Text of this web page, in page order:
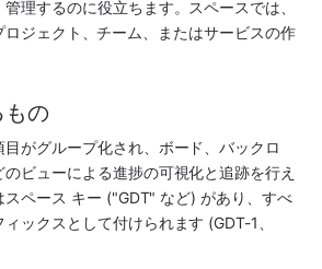
理するのに役立ちます。 スペースでは、
ジェクト、チーム、またはサービスの作
の
目がグループ化され、ボード、バックロ
ビューによる進捗の可視化と追跡を行え
スペース キー ("GDT" など) があり、すべ
ックスとして付けられます (GDT-1、